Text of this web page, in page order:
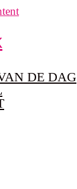
DE DAG